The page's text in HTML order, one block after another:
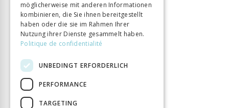
möglicherweise mit anderen Informationen
kombinieren, die Sie ihnen bereitgestellt
haben oder die sie im Rahmen Ihrer
Nutzung ihrer Dienste gesammelt haben.
Politique de confidentialité
UNBEDINGT ERFORDERLICH
PERFORMANCE
TARGETING